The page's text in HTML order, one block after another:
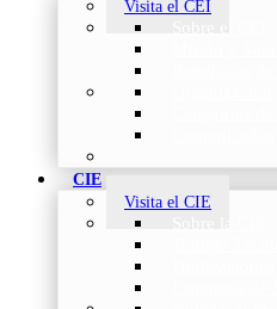
Visita el CEI
CIE
Visita el CIE